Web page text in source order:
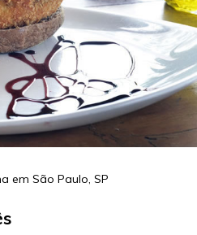
em São Paulo, SP